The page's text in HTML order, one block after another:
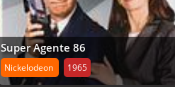
Super Agente 86
Nickelodeon 1965